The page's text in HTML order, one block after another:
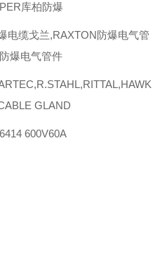
库柏防爆
电缆戈兰,RAXTON防爆电气管
爆电气管件
GLAND